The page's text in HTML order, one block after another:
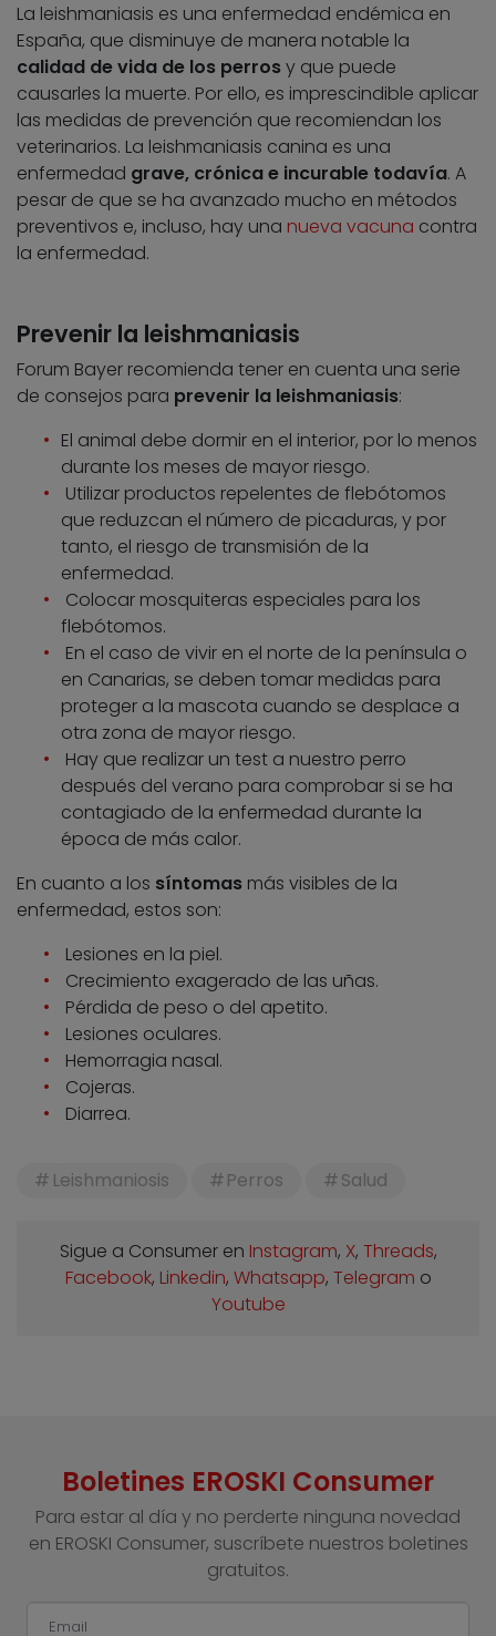
La leishmaniasis es una enfermedad endémica en
España, que disminuye de manera notable la
calidad de vida de los perrosy que puede
causarles la muerte. Por ello, es imprescindible aplicar
las medidas de prevención que recomiendan los
veterinarios. La leishmaniasis canina es una
enfermedad grave, crónica e incurable todavía. A
pesar de que se ha avanzado mucho en métodos
preventivos e, incluso, hay una nueva vacuna contra
la enfermedad.
Prevenir la leishmaniasis
Forum Bayer recomienda tener en cuenta una serie
de consejos para prevenir la leishmaniasis:
El animal debe dormir en el interior, por lo menos
durante los meses de mayor riesgo.
Utilizar productos repelentes de flebótomos
que reduzcan el número de picaduras, y por
tanto, el riesgo de transmisión de la
enfermedad.
Colocar mosquiteras especiales para los
flebótomos.
En el caso de vivir en el norte de la península o
en Canarias, se deben tomar medidas para
proteger a la mascota cuando se desplace a
otra zona de mayor riesgo.
Hay que realizar un test a nuestro perro
después del verano para comprobar si se ha
contagiado de la enfermedad durante la
época de más calor.
En cuanto a los síntomas más visibles de la
enfermedad, estos son:
Lesiones en la piel.
Crecimiento exagerado de las uñas.
Pérdida de peso o del apetito.
Lesiones oculares.
Hemorragia nasal.
Cojeras.
Diarrea.
Leishmaniosis Perros Salud
Sigue a Consumer en Instagram, X, Threads,
Facebook, Linkedin, Whatsapp, Telegram o
Youtube
Boletines EROSKI Consumer
Para estar al día y no perderte ninguna novedad
en EROSKI Consumer, suscríbete nuestros boletines
gratuitos.